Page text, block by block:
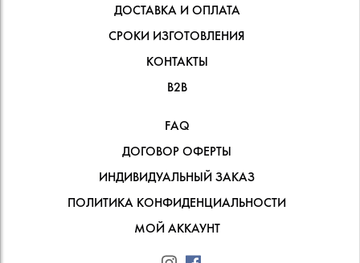
ДОСТАВКА И ОПЛАТА
СРОКИ ИЗГОТОВЛЕНИЯ
КОНТАКТЫ
В2В
FAQ
ДОГОВОР ОФЕРТЫ
ИНДИВИДУАЛЬНЫЙ ЗАКАЗ
ПОЛИТИКА КОНФИДЕНЦИАЛЬНОСТИ
МОЙ АККАУНТ